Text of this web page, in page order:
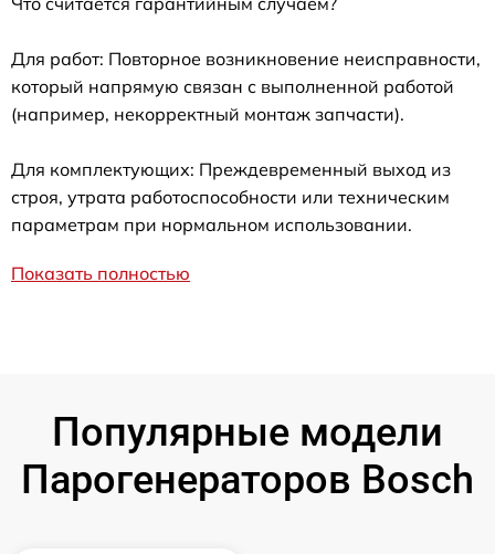
Для работ: Повторное возникновение неисправности,
который напрямую связан с выполненной работой
(например, некорректный монтаж запчасти).
Для комплектующих: Преждевременный выход из
строя, утрата работоспособности или техническим
параметрам при нормальном использовании.
Показать полностью
Популярные модели
Парогенераторов Bosch